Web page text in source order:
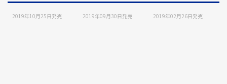
2019年10月25日発売 2019年09月30日発売 2019年02月26日発売